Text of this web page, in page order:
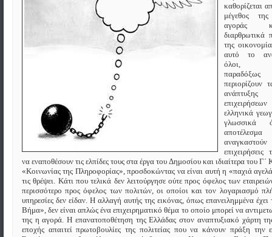
καθορίζεται
μέγεθος της
αγοράς
διαρθρωτικά
της
αυτό το
όλοι,
περιορίζουν
ελληνικά
γλωσσικά
να εναποθέσουν τις ελπίδες τους στα έργα του Δημοσίου και ιδιαίτερα του
«Κοινωνίας της Πληροφορίας», προσδοκώντας να είναι αυτή η «παχιά
τις θρέψει. Κάτι που τελικά δεν λειτούργησε ούτε προς όφελος των
περισσότερο προς όφελος των πολιτών, οι οποίοι και τον λογαριασμό
υπηρεσίες δεν είδαν. Η αλλαγή αυτής της εικόνας, όπως επανειλημμένα έχει
Βήμα», δεν είναι απλώς ένα επιχειρηματικό θέμα το οποίο μπορεί να
της η αγορά. Η επανατοποθέτηση της Ελλάδας στον αναπτυξιακό χάρτη
εποχής απαιτεί πρωτοβουλίες της πολιτείας που να κάνουν πράξη την